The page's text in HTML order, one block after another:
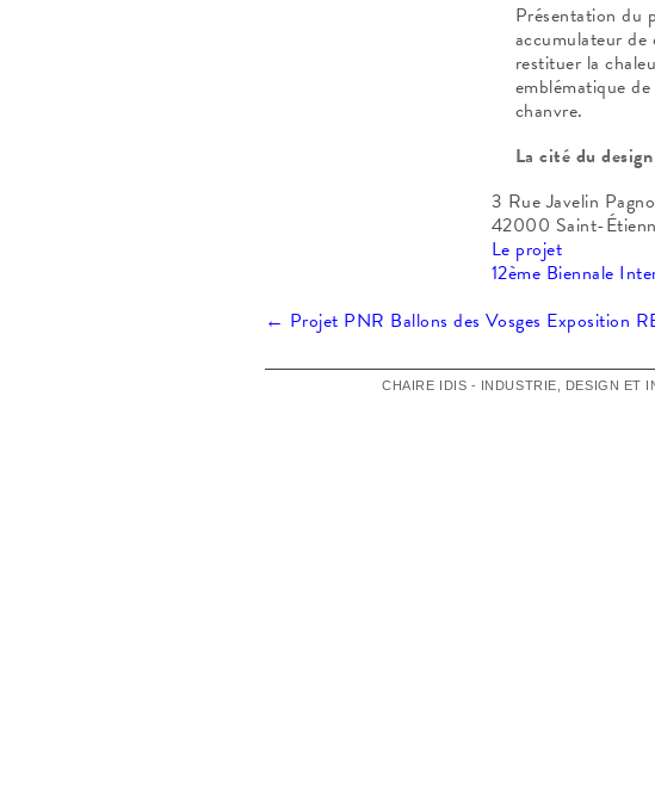
Présentation du
accumulateur de
restituer la
emblématique
chanvre.
La cité du design
3 Rue Javelin
42000 Saint-
Le projet
12ème Biennale
Navigation
← Projet PNR Ballons des Vosges Exposition
CHAIRE IDIS - INDUSTRIE, DESIGN ET